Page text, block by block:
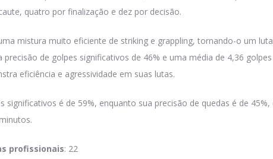
quatro por finalização e dez por decisão.
mistura muito eficiente de striking e grappling, tornando-o um
de golpes significativos de 46% e uma média de 4,36
eficiência e agressividade em suas lutas.
significativos é de 59%, enquanto sua precisão de quedas é de
profissionais: 22